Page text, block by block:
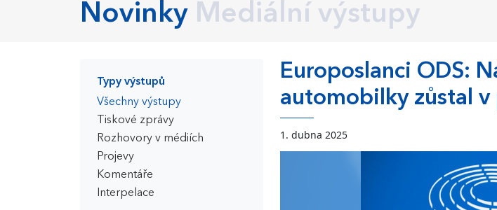
Novinky Mediální výstupy
Typy výstupů
Všechny výstupy
Tiskové zprávy
Rozhovory v médiích
Projevy
Komentáře
Interpelace
Europoslanci ODS:
automobilky zůstal v
1. dubna 2025